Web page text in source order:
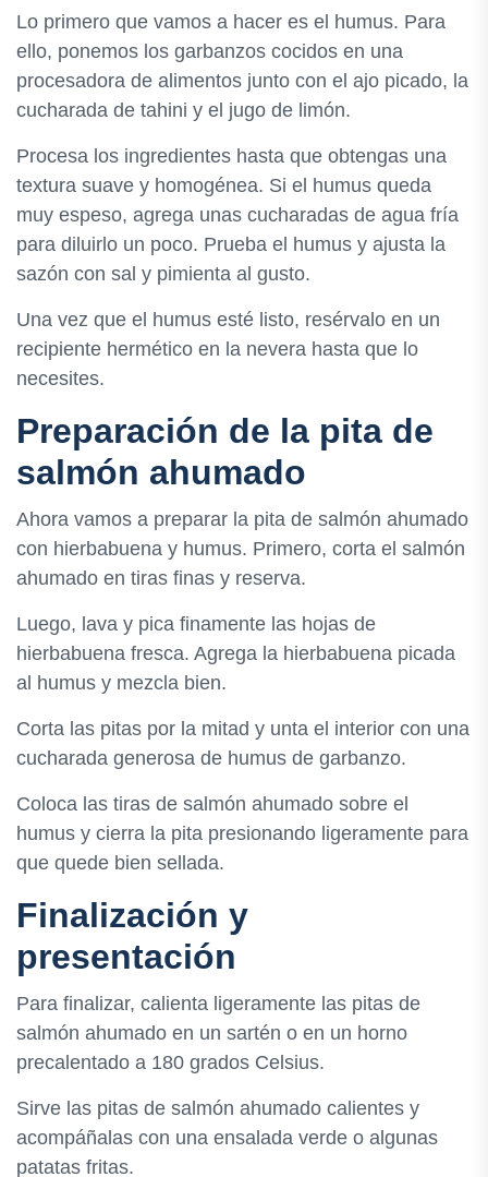
Lo primero que vamos a hacer es el humus. Para
ello, ponemos los garbanzos cocidos en una
procesadora de alimentos junto con el ajo picado, la
cucharada de tahini y el jugo de limón.
Procesa los ingredientes hasta que obtengas una
textura suave y homogénea. Si el humus queda
muy espeso, agrega unas cucharadas de agua fría
para diluirlo un poco. Prueba el humus y ajusta la
sazón con sal y pimienta al gusto.
Una vez que el humus esté listo, resérvalo en un
recipiente hermético en la nevera hasta que lo
necesites.
Preparación de la pita de
salmón ahumado
Ahora vamos a preparar la pita de salmón ahumado
con hierbabuena y humus. Primero, corta el salmón
ahumado en tiras finas y reserva.
Luego, lava y pica finamente las hojas de
hierbabuena fresca. Agrega la hierbabuena picada
al humus y mezcla bien.
Corta las pitas por la mitad y unta el interior con una
cucharada generosa de humus de garbanzo.
Coloca las tiras de salmón ahumado sobre el
humus y cierra la pita presionando ligeramente para
que quede bien sellada.
Finalización y
presentación
Para finalizar, calienta ligeramente las pitas de
salmón ahumado en un sartén o en un horno
precalentado a 180 grados Celsius.
Sirve las pitas de salmón ahumado calientes y
acompáñalas con una ensalada verde o algunas
patatas fritas.